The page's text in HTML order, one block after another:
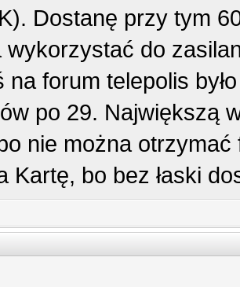
Dostanę przy tym
wykorzystać do
na forum telepolis
po 29. Największą
nie można
Kartę, bo bez łaski